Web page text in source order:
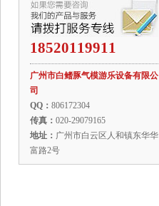
18520119911
广州市白鳍豚气模游乐设备有限公
司
QQ： 806172304
传真： 020-29079165
地址： 广州市白云区人和镇东华华
富路2号